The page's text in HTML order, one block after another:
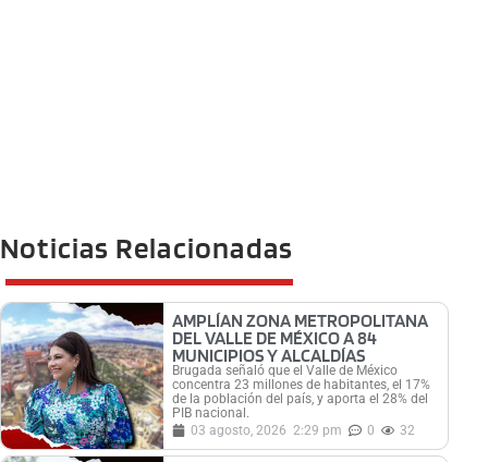
Noticias Relacionadas
AMPLÍAN ZONA METROPOLITANA
DEL VALLE DE MÉXICO A 84
MUNICIPIOS Y ALCALDÍAS
Brugada señaló que el Valle de México
concentra 23 millones de habitantes, el 17%
de la población del país, y aporta el 28% del
PIB nacional.
03 agosto, 2026 2:29 pm 0 32